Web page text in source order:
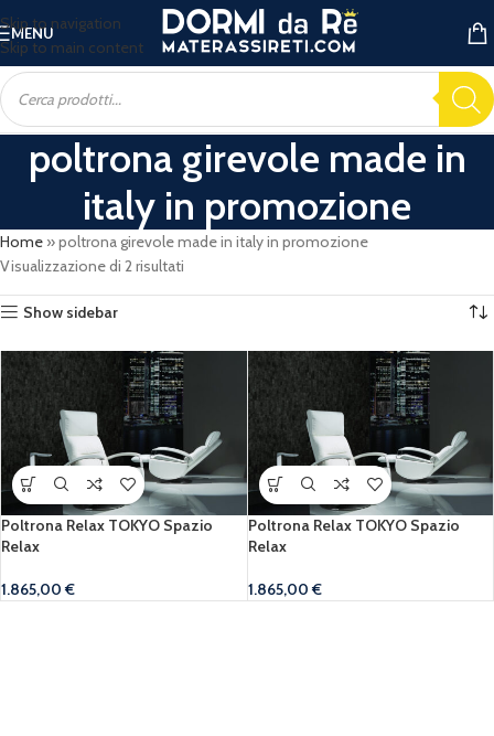
Skip to navigation
Skip to main content
MENU
poltrona girevole made in
italy in promozione
Home »poltrona girevole made in italy in promozione
Visualizzazione di 2 risultati
Show sidebar
Poltrona Relax TOKYO Spazio
Relax
1.865,00€
Poltrona Relax TOKYO Spazio
Relax
1.865,00€